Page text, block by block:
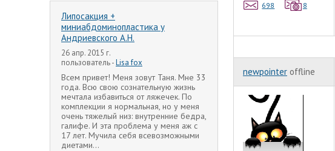
Липосакция +
миниабдоминопластика у
Андриевского А.Н.
26 апр. 2015 г.
пользователь -Lisa fox
Всем привет! Меня зовут Таня. Мне 33
года. Всю свою сознательную жизнь
мечтала избавиться от ляжечек. По
комплекции я нормальная, но у меня
очень тяжелый низ: внутренние бедра,
галифе. И эта проблема у меня аж с
17 лет. Мучила себя всевозможными
диетами...
698 8
newpointer offline